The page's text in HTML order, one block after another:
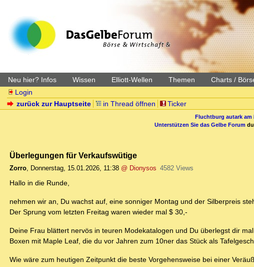
Neu hier? Infos Wissen Elliott-Wellen Themen Charts /
Login
zurück zur Hauptseite
in Thread öffnen Ticker
Fluchtburg autark am
Unterstützen Sie das Gelbe Forum
Überlegungen für Verkaufswütige
Zorro, Donnerstag, 15.01.2026, 11:38 @ Dionysos 4582 Views
Hallo in die Runde,
nehmen wir an, Du wachst auf, eine sonniger Montag und der Silberpreis
Der Sprung vom letzten Freitag waren wieder mal $ 30,-
Deine Frau blättert nervös in teuren Modekatalogen und Du überlegst dir
Boxen mit Maple Leaf, die du vor Jahren zum 10ner das Stück als
Wie wäre zum heutigen Zeitpunkt die beste Vorgehensweise bei einer